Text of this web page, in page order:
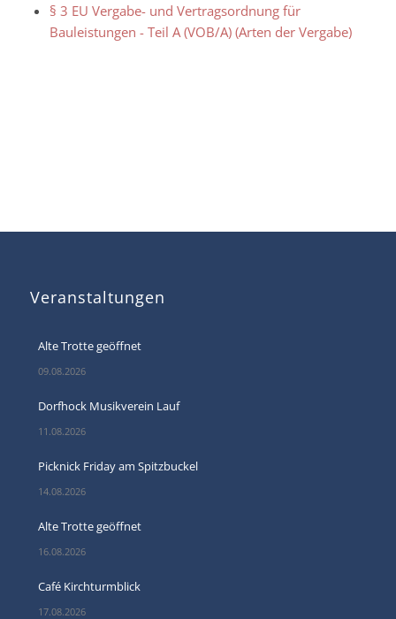
§ 3 EU Vergabe- und Vertragsordnung für
Bauleistungen - Teil A (VOB/A) (Arten der Vergabe)
Veranstaltungen
Alte Trotte geöffnet
09.08.2026
Dorfhock Musikverein Lauf
11.08.2026
Picknick Friday am Spitzbuckel
14.08.2026
Alte Trotte geöffnet
16.08.2026
Café Kirchturmblick
17.08.2026